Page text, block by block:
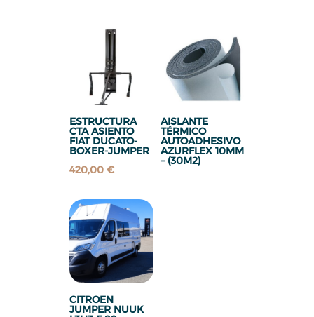
ESTRUCTURA
CTA ASIENTO
FIAT DUCATO-
BOXER-JUMPER
420,00 €
AISLANTE
TÉRMICO
AUTOADHESIVO
AZURFLEX 10MM
– (30M2)
CITROEN
JUMPER NUUK